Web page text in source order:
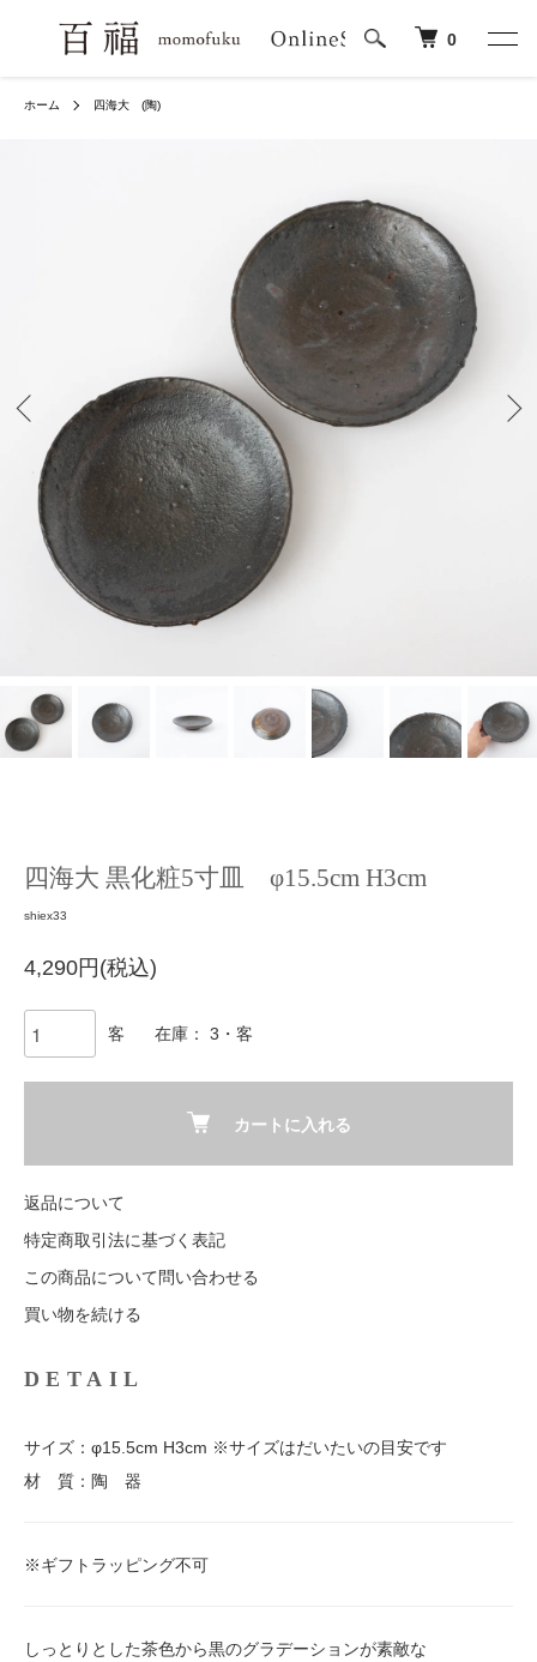
0
ホーム 四海大 (陶)
四海大 黒化粧5寸皿 φ15.5cm H3cm
shiex33
4,290円(税込)
客 在庫： 3・客
カートに入れる
返品について
特定商取引法に基づく表記
この商品について問い合わせる
買い物を続ける
DETAIL
サイズ：φ15.5cm H3cm ※サイズはだいたいの目安です
材 質：陶 器
※ギフトラッピング不可
しっとりとした茶色から黒のグラデーションが素敵な